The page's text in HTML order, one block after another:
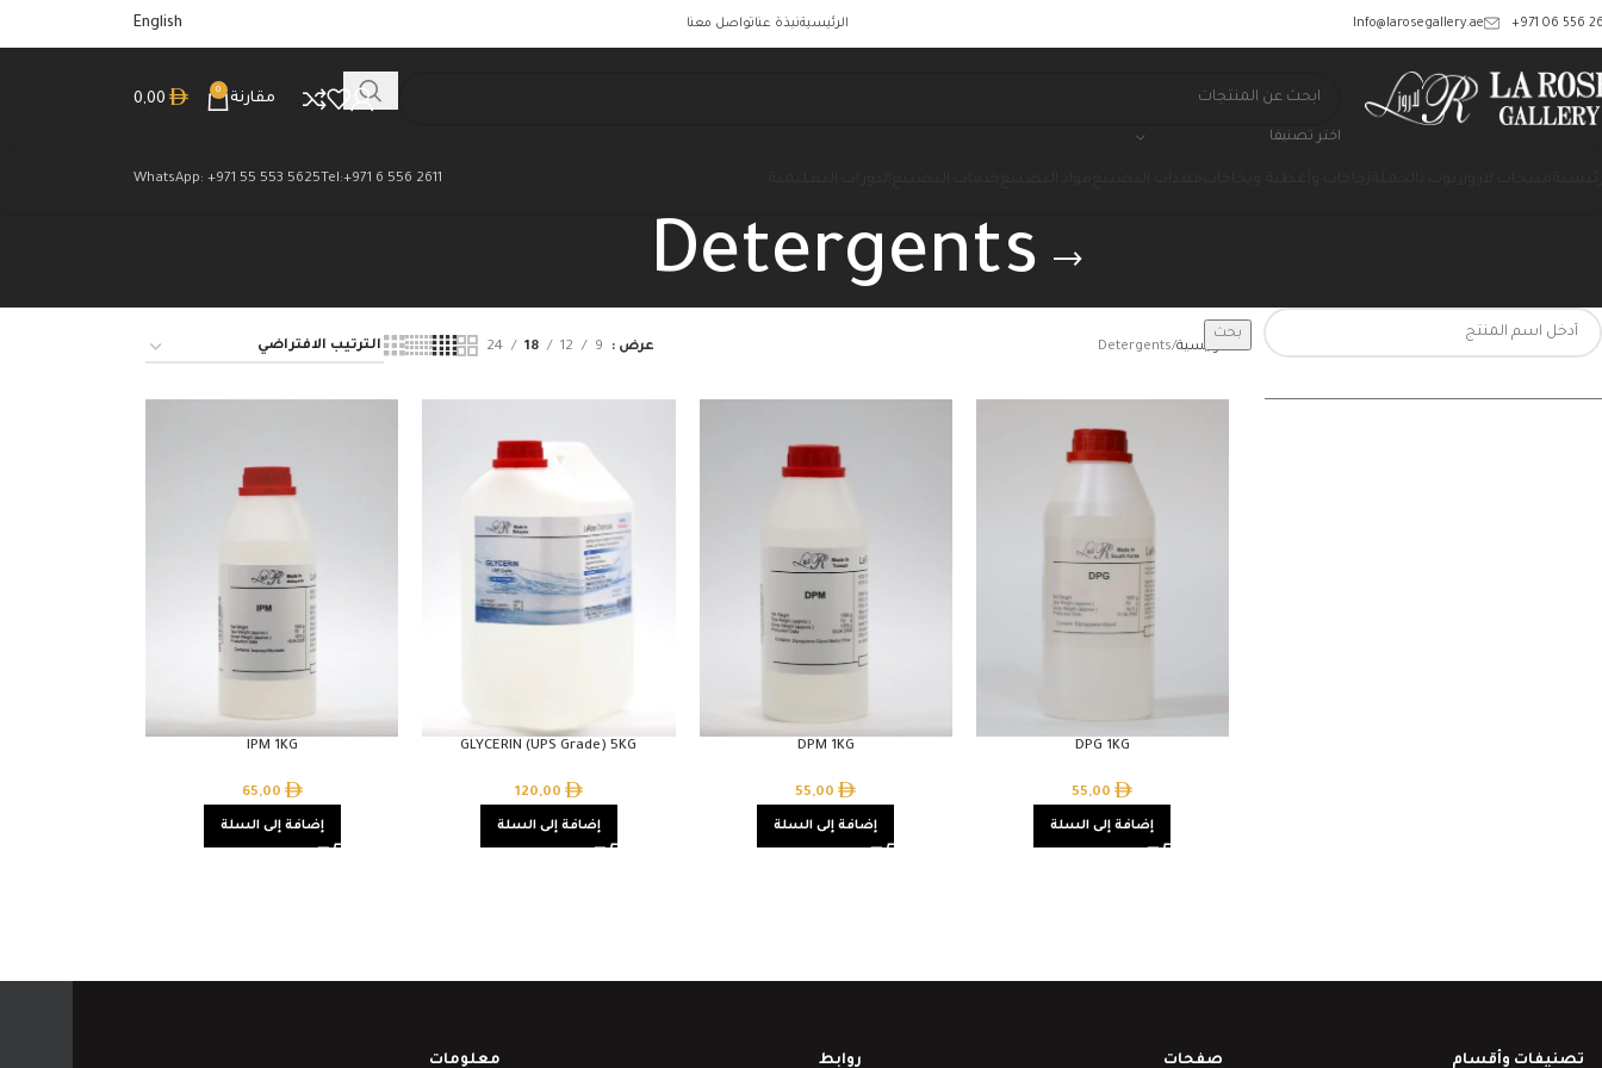
‎+971 06 556
Info@larosegallery.ae الرئيسيةنبذة عناتواصل معنا English
اختر تصنيفا
مقارنة
0
0,00
Tel:+971 6 556 2611
WhatsApp: +971 55 553 5625
Detergents
بحث
الرئيسية Detergents عرض 9
12
18
24
DPG 1KG
55,00
إضافة إلى السلة
DPM 1KG
55,00
إضافة إلى السلة
GLYCERIN (UPS Grade) 5KG
120,00
إضافة إلى السلة
IPM 1KG
65,00
إضافة إلى السلة
تصنيفات وأقسام صفحات روابط معلومات